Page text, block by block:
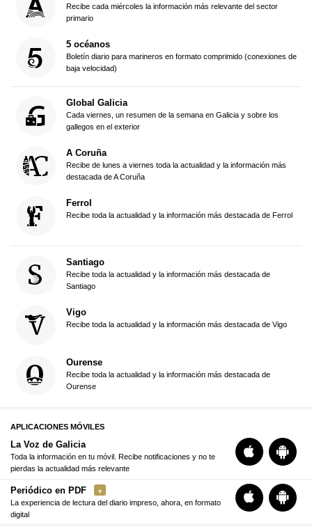
Recibe cada miércoles la información más relevante del sector
primario
5 océanos
Boletín diario para marineros en formato comprimido (conexiones de
baja velocidad)
Global Galicia
Cada viernes, un resumen de la semana en Galicia y sobre los
gallegos en el exterior
A Coruña
Recibe de lunes a viernes toda la actualidad y la información más
destacada de A Coruña
Ferrol
Recibe toda la actualidad y la información más destacada de Ferrol
Santiago
Recibe toda la actualidad y la información más destacada de
Santiago
Vigo
Recibe toda la actualidad y la información más destacada de Vigo
Ourense
Recibe toda la actualidad y la información más destacada de
Ourense
APLICACIONES MÓVILES
La Voz de Galicia
Toda la información en tu móvil. Recibe notificaciones y no te
pierdas la actualidad más relevante
Periódico en PDF
La experiencia de lectura del diario impreso, ahora, en formato
digital